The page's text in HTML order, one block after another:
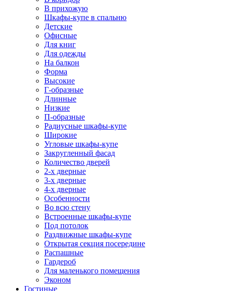
В прихожую
Шкафы-купе в спальню
Детские
Офисные
Для книг
Для одежды
На балкон
Форма
Высокие
Г-образные
Длинные
Низкие
П-образные
Радиусные шкафы-купе
Широкие
Угловые шкафы-купе
Закругленный фасад
Количество дверей
2-х дверные
3-х дверные
4-х дверные
Особенности
Во всю стену
Встроенные шкафы-купе
Под потолок
Раздвижные шкафы-купе
Открытая секция посередине
Распашные
Гардероб
Для маленького помещения
Эконом
Гостиные